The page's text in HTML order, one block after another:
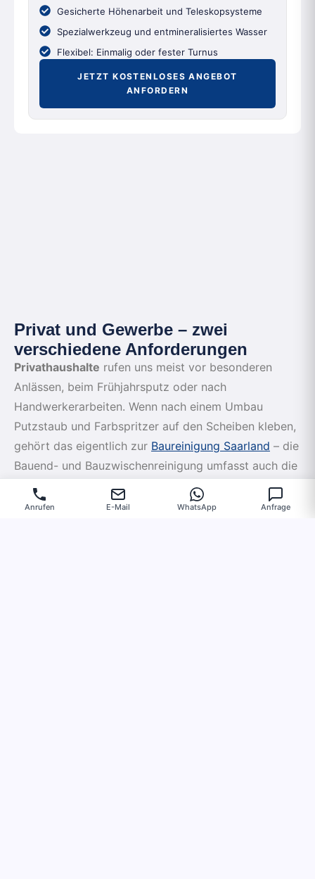
Gesicherte Höhenarbeit und Teleskopsysteme
Spezialwerkzeug und entmineralisiertes Wasser
Flexibel: Einmalig oder fester Turnus
JETZT KOSTENLOSES ANGEBOT
ANFORDERN
Privat und Gewerbe – zwei
verschiedene Anforderungen
Privathaushalte rufen uns meist vor besonderen
Anlässen, beim Frühjahrsputz oder nach
Handwerkerarbeiten. Wenn nach einem Umbau
Putzstaub und Farbspritzer auf den Scheiben kleben,
gehört das eigentlich zur Baureinigung Saarland – die
Bauend- und Bauzwischenreinigung umfasst auch die
Erstreinigung der Fenster.
brauchen Verlässlichkeit im Takt.
Anrufen E-Mail WhatsApp Anfrage